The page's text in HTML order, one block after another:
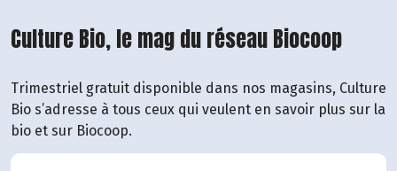
Culture Bio, le mag du réseau Biocoop
Trimestriel gratuit disponible dans nos magasins, Culture
Bio s’adresse à tous ceux qui veulent en savoir plus sur la
bio et sur Biocoop.